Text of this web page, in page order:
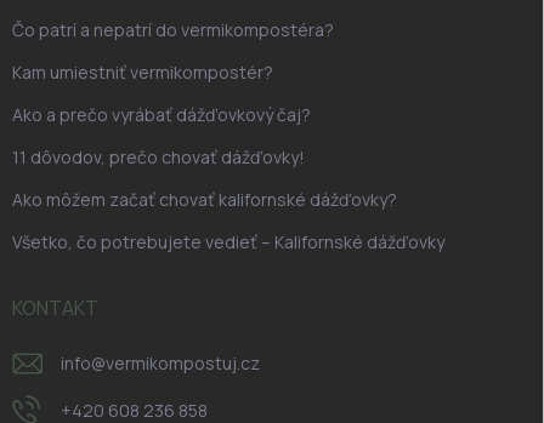
Čo patrí a nepatrí do vermikompostéra?
Kam umiestniť vermikompostér?
Ako a prečo vyrábať dážďovkový čaj?
11 dôvodov, prečo chovať dážďovky!
Ako môžem začať chovať kalifornské dážďovky?
Všetko, čo potrebujete vedieť – Kalifornské dážďovky
KONTAKT
info@vermikompostuj.cz
+420 608 236 858